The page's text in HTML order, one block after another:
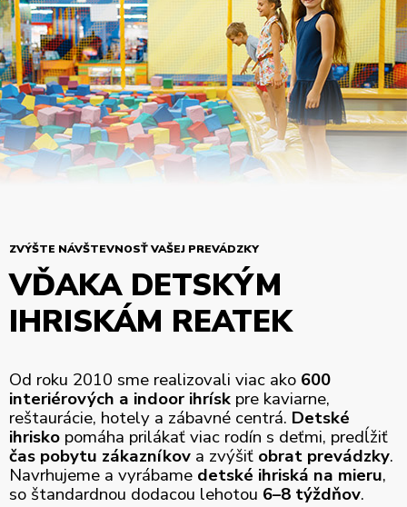
ZVÝŠTE NÁVŠTEVNOSŤ VAŠEJ PREVÁDZKY
VĎAKA DETSKÝM
IHRISKÁM REATEK
Od roku 2010 sme realizovali viac ako 600
interiérových a indoor ihrísk pre kaviarne,
reštaurácie, hotely a zábavné centrá. Detské
ihrisko pomáha prilákať viac rodín s deťmi, predĺžiť
čas pobytu zákazníkov a zvýšiť obrat prevádzky.
Navrhujeme a vyrábame detské ihriská na mieru,
so štandardnou dodacou lehotou 6–8 týždňov.